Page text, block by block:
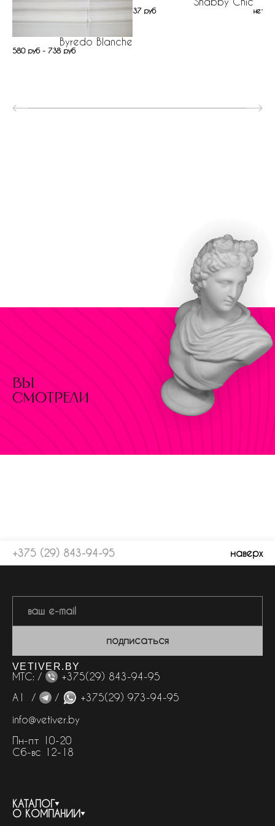
Byredo Blanche
580 руб - 738 руб
37 руб нет
вы
смотрели
+375 (29) 843-94-95 наверх
подписаться
VETIVER.BY
МТС: /
+375(29) 843-94-95
А1 /
/
+375(29) 973-94-95
info@vetiver.by
Пн-пт 10-20
Сб-вс 12-18
КАТАЛОГ
О КОМПАНИИ